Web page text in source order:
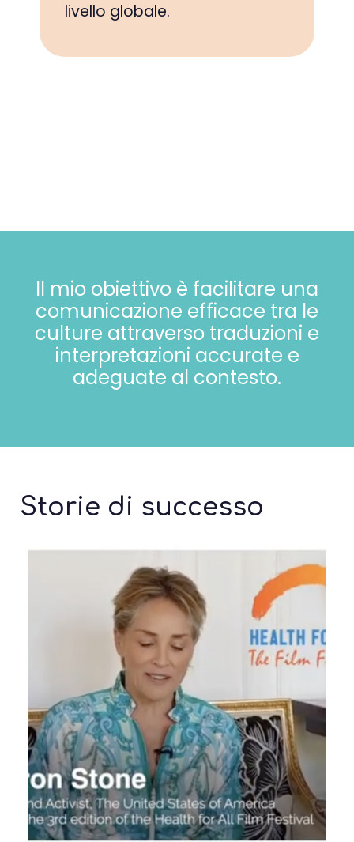
livello globale.
Il mio obiettivo è facilitare una
comunicazione efficace tra le
culture attraverso traduzioni e
interpretazioni accurate e
adeguate al contesto.
Storie di successo